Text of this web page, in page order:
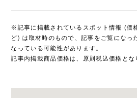
※記事に掲載されているスポット情報 (価
ど) は取材時のもので、記事をご覧になっ
なっている可能性があります。
記事内掲載商品価格は、原則税込価格とな